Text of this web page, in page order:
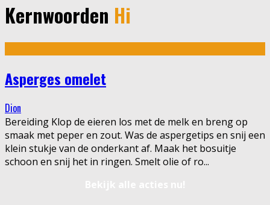
Kernwoorden Hi
Asperges omelet
Dion
Bereiding Klop de eieren los met de melk en breng op
smaak met peper en zout. Was de aspergetips en snij een
klein stukje van de onderkant af. Maak het bosuitje
schoon en snij het in ringen. Smelt olie of ro...